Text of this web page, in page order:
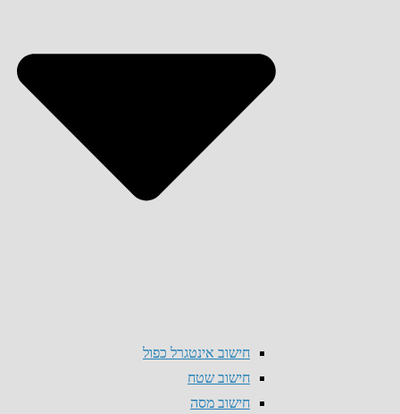
חישוב אינטגרל כפול
חישוב שטח
חישוב מסה